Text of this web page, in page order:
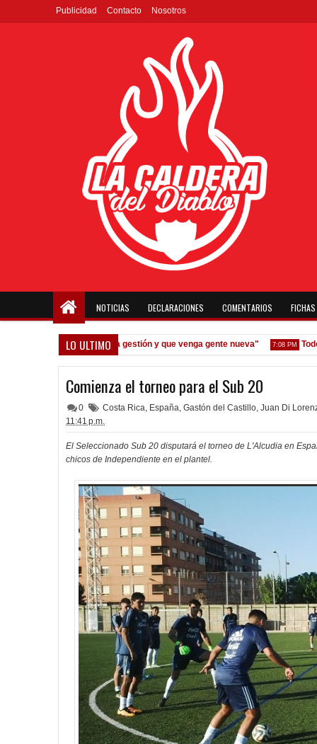
Publicidad Contacto Nosotros
NOTICIAS DECLARACIONES COMENTARIOS FICHAS
LO ULTIMO
"Prefiero dejar la gestión y que venga gente nueva" 7:08 PM Todo
Comienza el torneo para el Sub 20
0 Costa Rica, España, Gastón del Castillo, Juan Di
11:41 p.m.
El Seleccionado Sub 20 disputará el torneo de L'Alcudia en
chicos de Independiente en el plantel.